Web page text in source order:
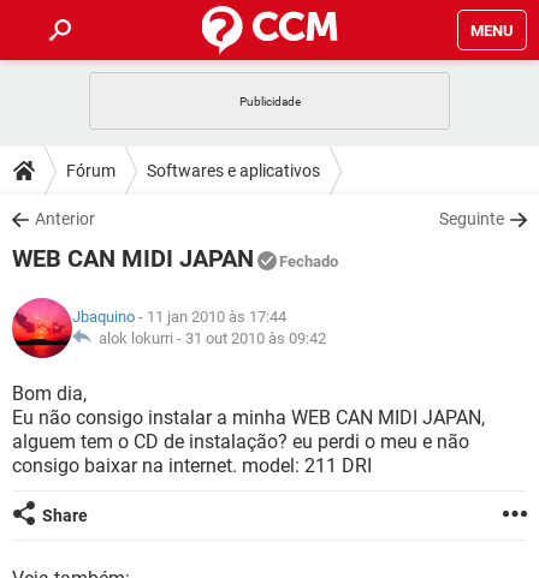
MENU
CELULAR FACEBOOK
OUTLOOK
INSTAGRAM GMAIL
GUIA DE COMPRAS
DICAS
JOGOS WHATSAPP
INSTAGRAM
GUIA DE COMPRAS
DOWNLOADS
JOGOS WHATSAPP
CELULAR
OUTLOOK EXCEL
INSTAGRAM
GUIA DE COMPRAS
JOGOS
CELULAR
OUTLOOK
INSTAGRAM GMAIL
GLOSSÁRIO
JOGOS
CELULAR FACEBOOK
OUTLOOK EXCEL
INSTAGRAM
Fórum Softwares e aplicativos
Anterior Seguinte
WEB CAN MIDI JAPAN Fechado
Jbaquino - 11 jan 2010 às 17:44
alok lokurri - 31 out 2010 às 09:42
Bom dia,
Eu não consigo instalar a minha WEB CAN MIDI JAPAN,
alguem tem o CD de instalação? eu perdi o meu e não
consigo baixar na internet. model: 211 DRI
Share